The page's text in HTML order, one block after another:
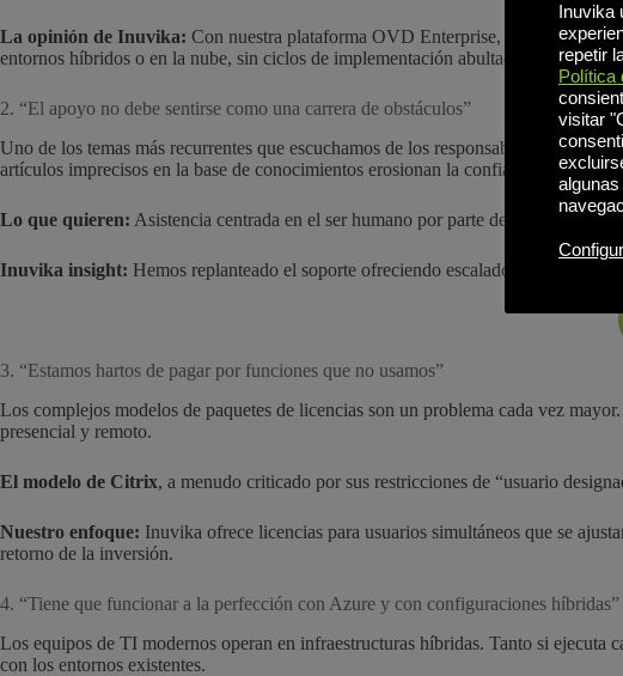
La opinión de Inuvika: Con nuestra plataforma OVD Enterprise, damos
entornos híbridos o en la nube, sin ciclos de implementación abultados.
2. “El apoyo no debe sentirse como una carrera de obstáculos”
Uno de los temas más recurrentes que escuchamos de los responsables de TI es
artículos imprecisos en la base de conocimientos erosionan la confianza
Lo que quieren: Asistencia centrada en el ser humano por parte de expertos
Inuvika insight: Hemos replanteado el soporte ofreciendo escalado en tiempo
3. “Estamos hartos de pagar por funciones que no usamos”
Los complejos modelos de paquetes de licencias son un problema cada vez
presencial y remoto.
El modelo de Citrix, a menudo criticado por sus restricciones de “usuario
Nuestro enfoque: Inuvika ofrece licencias para usuarios simultáneos que se
retorno de la inversión.
4. “Tiene que funcionar a la perfección con Azure y con configuraciones híbridas”
Los equipos de TI modernos operan en infraestructuras híbridas. Tanto si ejecuta
con los entornos existentes.
Inuvika
repetir
Política
visitar